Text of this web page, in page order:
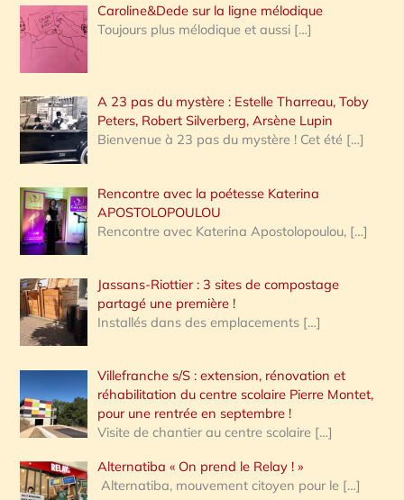
Caroline&Dede sur la ligne mélodique
Toujours plus mélodique et aussi […]
A 23 pas du mystère : Estelle Tharreau, Toby
Peters, Robert Silverberg, Arsène Lupin
Bienvenue à 23 pas du mystère ! Cet été […]
Rencontre avec la poétesse Katerina
APOSTOLOPOULOU
Rencontre avec Katerina Apostolopoulou, […]
Jassans-Riottier : 3 sites de compostage
partagé une première !
Installés dans des emplacements […]
Villefranche s/S : extension, rénovation et
réhabilitation du centre scolaire Pierre Montet,
pour une rentrée en septembre !
Visite de chantier au centre scolaire […]
Alternatiba « On prend le Relay ! »
Alternatiba, mouvement citoyen pour le […]